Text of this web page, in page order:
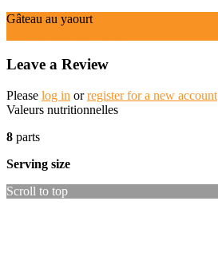
Gâteau au yaourt
Leave a Review
Please log in orregister for a new account
Valeurs nutritionnelles
8 parts
Serving size
Scroll to top